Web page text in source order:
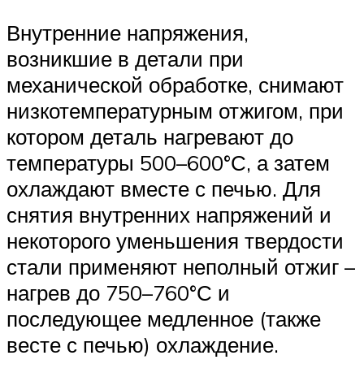
Внутренние напряжения,
возникшие в детали при
механической обработке, снимают
низкотемпературным отжигом, при
котором деталь нагревают до
температуры 500–600°С, а затем
охлаждают вместе с печью. Для
снятия внутренних напряжений и
некоторого уменьшения твердости
стали применяют неполный отжиг –
нагрев до 750–760°С и
последующее медленное (также
весте с печью) охлаждение.